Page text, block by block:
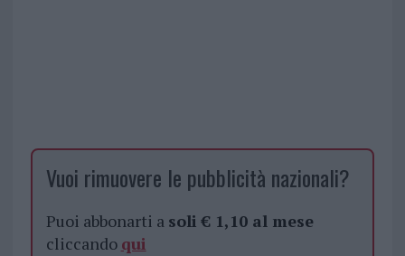
Vuoi rimuovere le pubblicità nazionali?
Puoi abbonarti a soli € 1,10 al mese
cliccando qui